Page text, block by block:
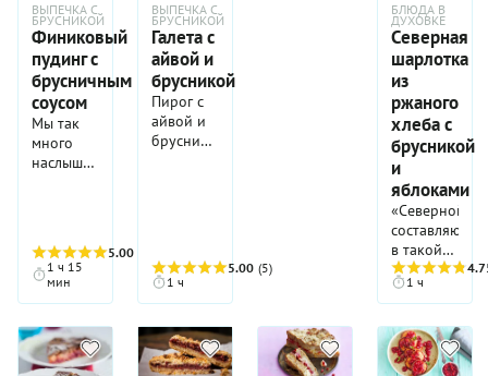
ВЫПЕЧКА С
БРУСНИКОЙ
Финиковый
пудинг c
брусничным
соусом
Мы так
много
наслышаны
мало
знаем как
их
готовить.
рецепт
расширяет
5.00
1 ч 15
мин
ВЫПЕЧКА С
БРУСНИКОЙ
Галета с
айвой и
брусникой
Пирог с
айвой и
брусникой
чаепития.
Бруснику
клюквой.
5.00 (5)
1 ч
БЛЮДА В
ДУХОВКЕ
Северная
шарлотка
из
ржаного
хлеба с
брусникой
и
яблоками
«Северной»
составляющей
в такой
шарлотке
могут
быть
любые
северные
ягоды, не
1 ч